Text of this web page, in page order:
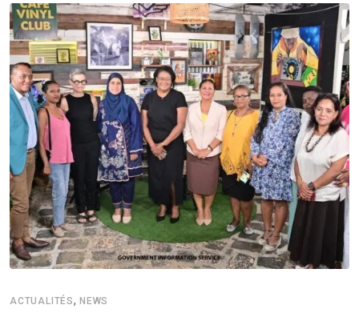
ACTUALITÉS, NEWS